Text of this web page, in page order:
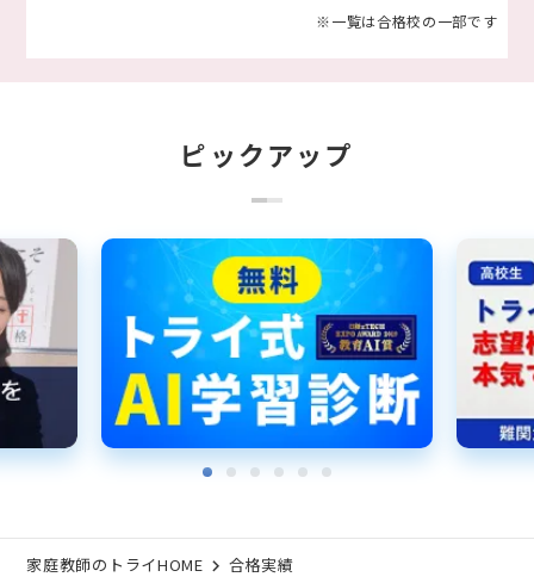
※一覧は合格校の一部です
ピックアップ
家庭教師のトライHOME 合格実績